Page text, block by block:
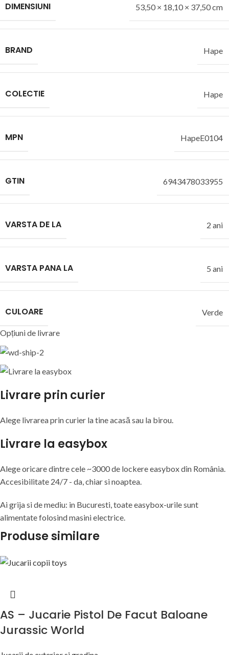
DIMENSIUNI 53,50 × 18,10 × 37,50 cm
BRAND Hape
COLECTIE Hape
MPN HapeE0104
GTIN 6943478033955
VARSTA DE LA 2 ani
VARSTA PANA LA 5 ani
CULOARE Verde
Opțiuni de livrare
Livrare prin curier
Alege livrarea prin curier latineacasă sau la birou.
Livrare la easybox
Alege oricare dintre cele ~3000 de lockere easybox din România.
Accesibilitate 24/7 - da, chiar si noaptea.
Ai grija si de mediu: in Bucuresti, toate easybox-urile sunt
alimentate folosind masini electrice.
Produse similare
AS – Jucarie Pistol De Facut Baloane
Jurassic World